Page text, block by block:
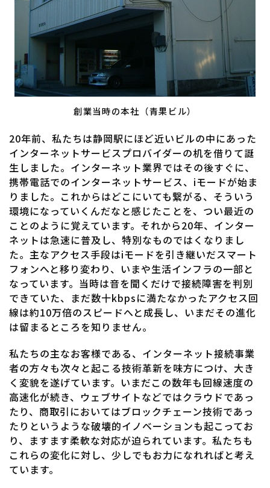
創業当時の本社（青果ビル）
20年前、私たちは静岡駅にほど近いビルの中にあった
インターネットサービスプロバイダーの机を借りて誕
生しました。インターネット業界ではその後すぐに、
携帯電話でのインターネットサービス、iモードが始ま
りました。これからはどこにいても繋がる、そういう
環境になっていくんだなと感じたことを、つい最近の
ことのように覚えています。それから20年、インター
ネットは急速に普及し、特別なものではくなりまし
た。主なアクセス手段はiモードを引き継いだスマート
フォンへと移り変わり、いまや生活インフラの一部と
なっています。当時は音を聞くだけで接続障害を判別
できていた、まだ数十kbpsに満たなかったアクセス回
線は約10万倍のスピードへと成長し、いまだその進化
は留まるところを知りません。
私たちの主なお客様である、インターネット接続事業
者の方々も次々と起こる技術革新を味方につけ、大き
く変貌を遂げています。いまだこの数年も回線速度の
高速化が続き、ウェブサイトなどではクラウドであっ
たり、商取引においてはブロックチェーン技術であっ
たりというような破壊的イノベーションも起こってお
り、ますます柔軟な対応が迫られています。私たちも
これらの変化に対し、少しでもお力になれればと考え
ています。